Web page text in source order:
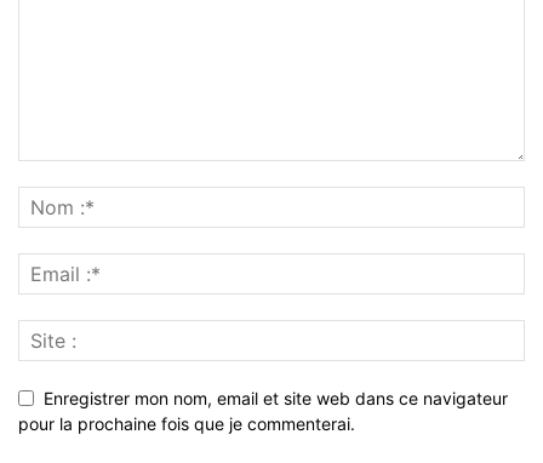
Enregistrer mon nom, email et site web dans ce navigateur
pour la prochaine fois que je commenterai.